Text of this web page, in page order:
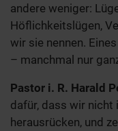
andere weniger:
Höflichkeitslügen,
wir sie nennen.
– manchmal nur
Pastor i. R. Harald
dafür, dass wir
herausrücken, und